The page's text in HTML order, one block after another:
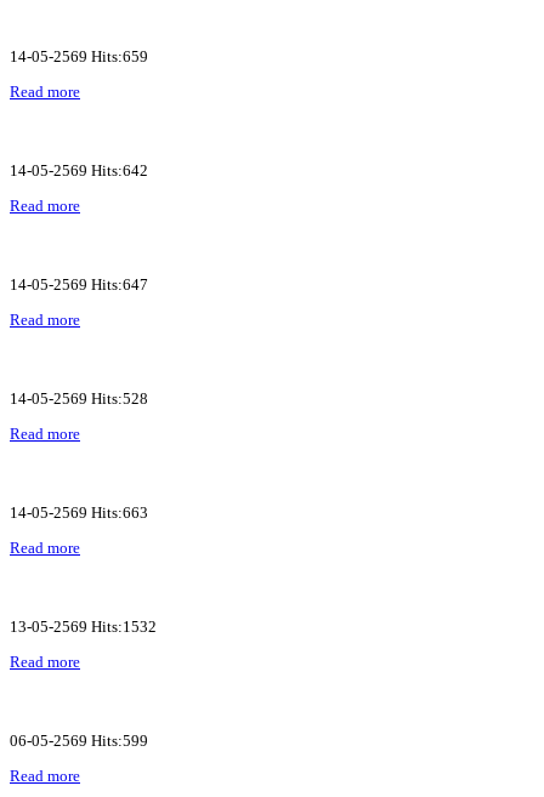
14-05-2569 Hits:659
Read more
14-05-2569 Hits:642
Read more
14-05-2569 Hits:647
Read more
14-05-2569 Hits:528
Read more
14-05-2569 Hits:663
Read more
13-05-2569 Hits:1532
Read more
06-05-2569 Hits:599
Read more